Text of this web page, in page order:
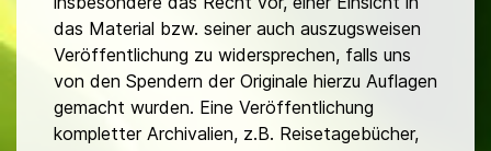
das Material bzw. seiner auch auszugsweisen
Veröffentlichung zu widersprechen, falls uns
von den Spendern der Originale hierzu Auflagen
gemacht wurden. Eine Veröffentlichung
kompletter Archivalien, z.B. Reisetagebücher,